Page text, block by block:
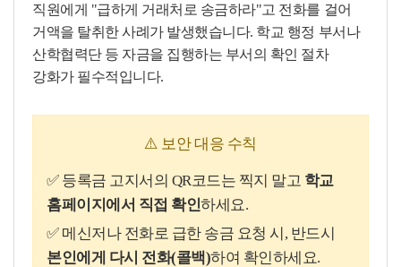
직원에게 "급하게 거래처로 송금하라"고 전화를 걸어
거액을 탈취한 사례가 발생했습니다. 학교 행정 부서나
산학협력단 등 자금을 집행하는 부서의 확인 절차
강화가 필수적입니다.
⚠️ 보안 대응 수칙
✅ 등록금 고지서의 QR코드는 찍지 말고 학교
홈페이지에서 직접 확인하세요.
✅ 메신저나 전화로 급한 송금 요청 시, 반드시
본인에게 다시 전화(콜백)하여 확인하세요.